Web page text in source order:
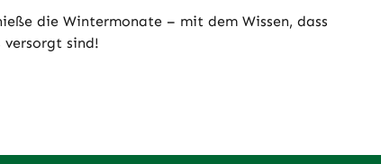
die Wintermonate – mit dem Wissen, dass
versorgt sind!